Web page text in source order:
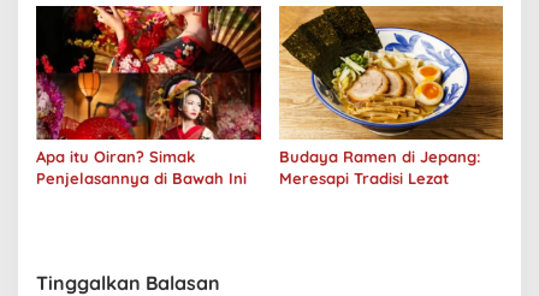
Apa itu Oiran? Simak
Penjelasannya di Bawah Ini
Budaya Ramen di Jepang:
Meresapi Tradisi Lezat
Tinggalkan Balasan